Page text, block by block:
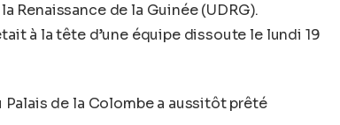
Renaissance de la Guinée (UDRG).
à la tête d’une équipe dissoute le lundi 19
de la Colombe a aussitôt prêté